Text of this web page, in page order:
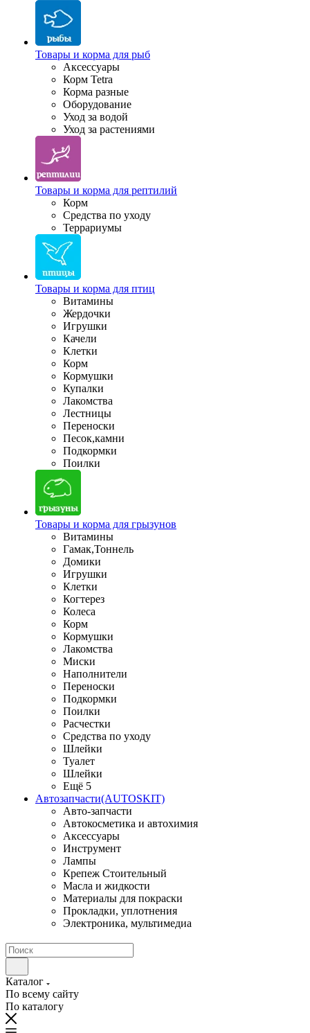
Товары и корма для рыб
Аксессуары
Корм Tetra
Корма разные
Оборудование
Уход за водой
Уход за растениями
Товары и корма для рептилий
Корм
Средства по уходу
Террариумы
Товары и корма для птиц
Витамины
Жердочки
Игрушки
Качели
Клетки
Корм
Кормушки
Купалки
Лакомства
Лестницы
Переноски
Песок,камни
Подкормки
Поилки
Товары и корма для грызунов
Витамины
Гамак,Тоннель
Домики
Игрушки
Клетки
Когтерез
Колеса
Корм
Кормушки
Лакомства
Миски
Наполнители
Переноски
Подкормки
Поилки
Расчестки
Средства по уходу
Шлейки
Туалет
Шлейки
Ещё 5
Автозапчасти(AUTOSKIT)
Авто-запчасти
Автокосметика и автохимия
Аксессуары
Инструмент
Лампы
Крепеж Стоительный
Масла и жидкости
Материалы для покраски
Прокладки, уплотнения
Электроника, мультимедиа
Каталог
По всему сайту
По каталогу